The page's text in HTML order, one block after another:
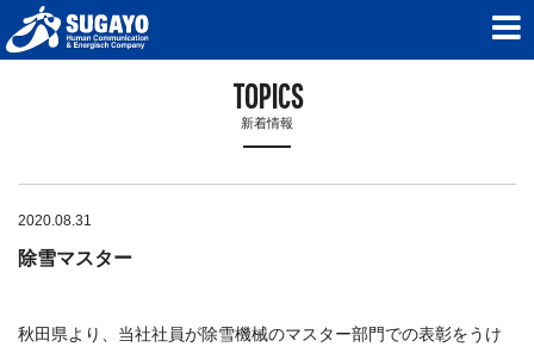
TOPICS
新着情報
2020.08.31
除雪マスター
秋田県より、当社社員が除雪機械のマスター部門での表彰をうけ